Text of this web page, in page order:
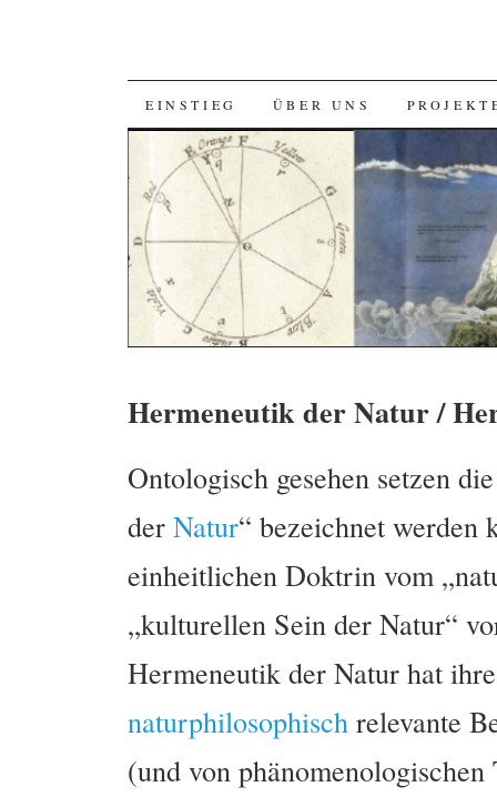
SKIP
CONTENT
EINSTIEG ÜBER UNS
Hermeneutik der Natur /
Ontologisch gesehen setzen
der Natur“ bezeichnet
einheitlichen Doktrin vom
„kulturellen Sein der Natur“
Hermeneutik der Natur hat
naturphilosophisch relevante
(und von